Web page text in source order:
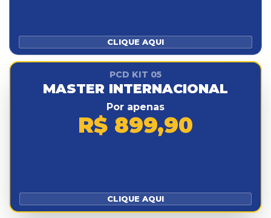
CLIQUE AQUI
PCD KIT 05
MASTER INTERNACIONAL
Por apenas
R$ 899,90
CLIQUE AQUI